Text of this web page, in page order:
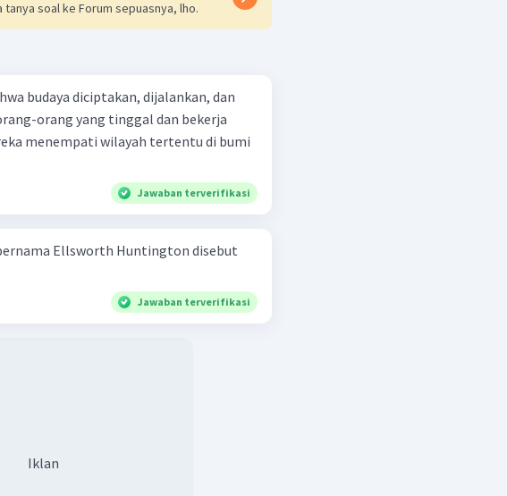
tanya soal ke Forum sepuasnya, lho.
budaya diciptakan, dijalankan, dan
orang yang tinggal dan bekerja
menempati wilayah tertentu di bumi
Jawaban terverifikasi
Ellsworth Huntington disebut
Jawaban terverifikasi
Iklan